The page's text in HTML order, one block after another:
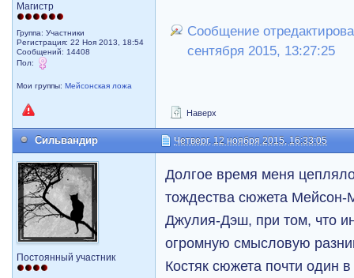
Магистр
Группа: Участники
Регистрация: 22 Ноя 2013, 18:54
Сообщений: 14408
Пол:
Мои группы:Мейсонская ложа
Сообщение
сентября 2015, 13:27:25
Наверх
Сильвандир Четверг, 12 ноября 2015, 16:33:05
Постоянный участник
Долгое время меня
тождества сюжета
Джулия-Дэш, при том, что
огромную смысловую
Костяк сюжета почти один